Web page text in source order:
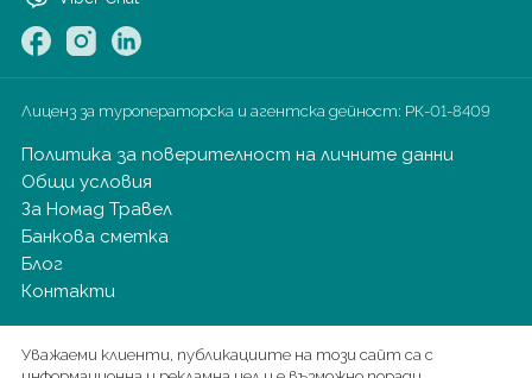
Лиценз за туроператорска и агентска дейност: РК-01-8409
Политика за поверителност на личните данни
Общи условия
За Номад Травел
Банкова сметка
Блог
Контакти
Уважаеми клиенти, публикациите на този сайт са с